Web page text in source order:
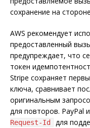
сохранение на
AWS рекомендует
предоставленный
предупреждает, что
токен
Stripe сохраняет
ключа, сравнивает
оригинальным
для повторов. PayPal
Request-Id
для